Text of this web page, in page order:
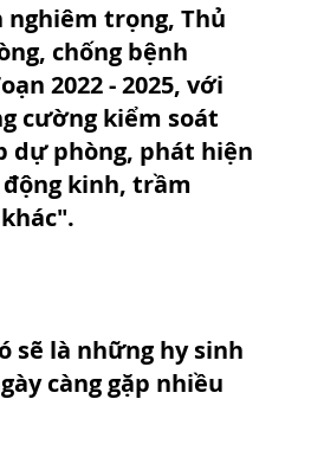
trọng, Thủ
chống bệnh
2022 - 2025, với
cường kiểm soát
dự phòng, phát hiện
kinh, trầm
sẽ là những hy sinh
càng gặp nhiều